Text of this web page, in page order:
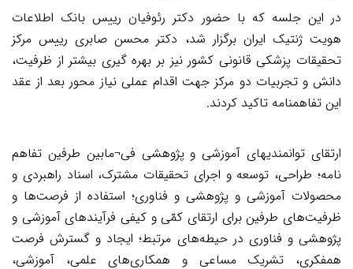
در این جلسه که با حضور دکتر رئوفیان رییس بانک اطلاعات
هویت ژنتیک ایران برگزار شد، دکتر محسن صابری رییس مرکز
تحقیقات پزشکی قانونی کشور نیز بر بهره گیری بیشتر از ظرفیت،
دانش و تجربیات دو مرکز جهت اقدام عملی نیاز محور بعد از عقد
این تفاهمنامه تاکید کردند.
ارتقای توانمندیهای آموزشی و پژوهشی فی¬مابین طرفین تفاهم
نامه؛ طراحی، توسعه و اجرای تحقیقات مشترک، اسناد راهبردی و
محصولات آموزشی و پژوهشی و فناوری؛ استفاده از فرصت‌ها و
ظرفیت‌های طرفین برای ارتقای کمّی و کیفی فرآیندهای آموزشی و
پژوهشی و فناوری در حیطه‌های مرتبط؛ ایجاد و گسترش فرصت
همفکری، تشریک مساعی و همکاری‌های علمی، آموزشی،